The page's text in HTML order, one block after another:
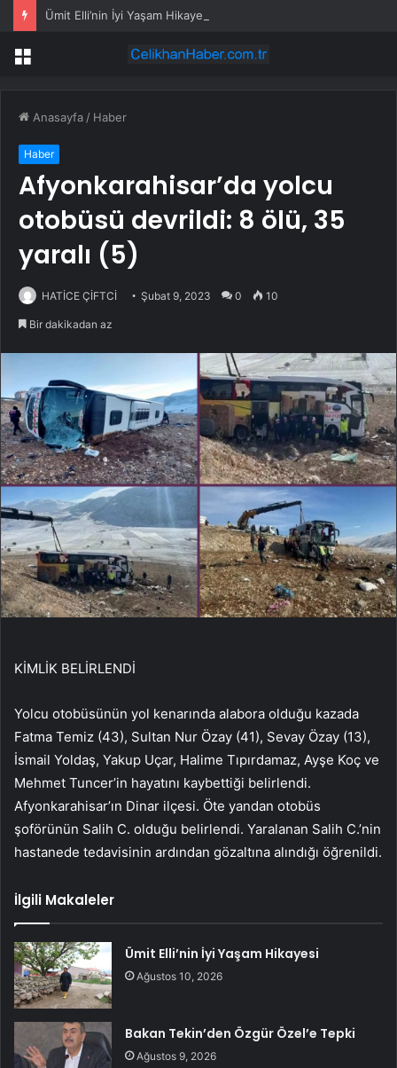
Ümit Elli’nin İyi Yaşam Hikayesi
Menü
Anasayfa / Haber
Haber
Afyonkarahisar’da yolcu
otobüsü devrildi: 8 ölü, 35
yaralı (5)
HATİCE ÇİFTCİ Şubat 9, 2023 0 10
Bir dakikadan az
KİMLİK BELİRLENDİ
Yolcu otobüsünün yol kenarında alabora olduğu kazada
Fatma Temiz (43), Sultan Nur Özay (41), Sevay Özay (13),
İsmail Yoldaş, Yakup Uçar, Halime Tıpırdamaz, Ayşe Koç ve
Mehmet Tuncer’in hayatını kaybettiği belirlendi.
Afyonkarahisar’ın Dinar ilçesi. Öte yandan otobüs
şoförünün Salih C. olduğu belirlendi. Yaralanan Salih C.’nin
hastanede tedavisinin ardından gözaltına alındığı öğrenildi.
İlgili Makaleler
Ümit Elli’nin İyi Yaşam Hikayesi
Ağustos 10, 2026
Bakan Tekin’den Özgür Özel’e Tepki
Ağustos 9, 2026